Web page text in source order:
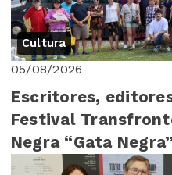
Cultura
05/08/2026
Escritores,
Festival
Negra “Gata
Nova